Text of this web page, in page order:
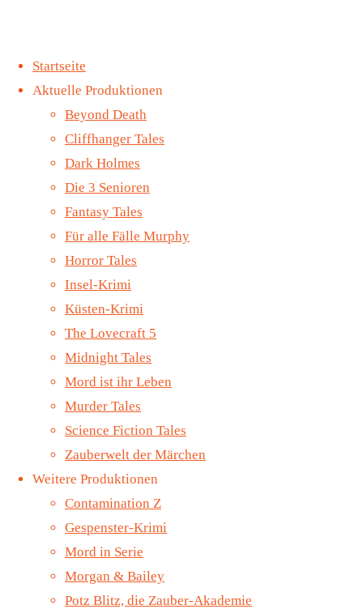
Inhalt
springen
Startseite
Aktuelle Produktionen
Beyond Death
Cliffhanger Tales
Dark Holmes
Die 3 Senioren
Fantasy Tales
Für alle Fälle Murphy
Horror Tales
Insel-Krimi
Küsten-Krimi
The Lovecraft 5
Midnight Tales
Mord ist ihr Leben
Murder Tales
Science Fiction Tales
Zauberwelt der Märchen
Weitere Produktionen
Contamination Z
Gespenster-Krimi
Mord in Serie
Morgan & Bailey
Potz Blitz, die Zauber-Akademie
Küsten-Krimi
Folge 16 – Tod
im Paradies (VÖ
Küsten-
Krimi
Folge 16
– Tod im
Paradies
(VÖ 22.
März
2024)
Folge 16 –
Tod im